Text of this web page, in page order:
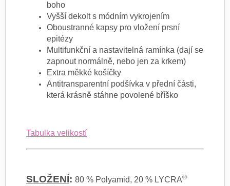
boho
Vyšší dekolt s módním vykrojením
Oboustranné kapsy pro vložení prsní
epitézy
Multifunkční a nastavitelná ramínka (dají se
zapnout normálně, nebo jen za krkem)
Extra měkké košíčky
Antitransparentní podšívka v přední části,
která krásně stáhne povolené bříško
Tabulka velikostí
SLOŽENÍ: 80 % Polyamid, 20 % LYCRA®